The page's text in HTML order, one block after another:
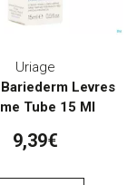
Uriage
Levres
Tube 15 Ml
9,39€